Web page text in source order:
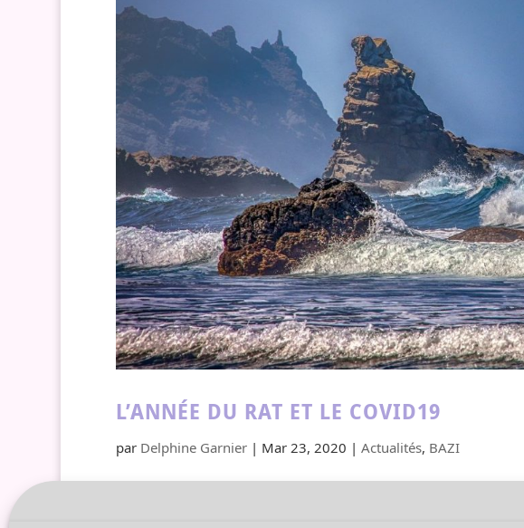
L’ANNÉE DU RAT ET LE COVID19
par Delphine Garnier| Mar 23, 2020 | Actualités, BAZI